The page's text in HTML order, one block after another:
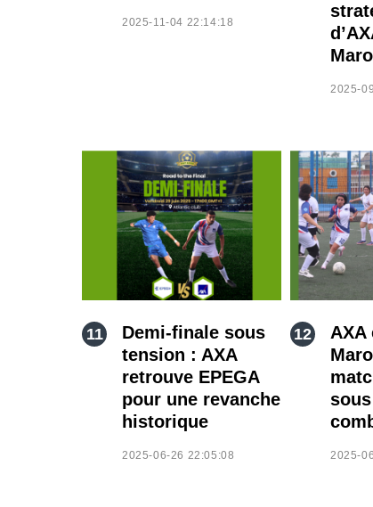
2025-11-04 22:14:18
2025-
Demi-finale sous
tension : AXA
retrouve EPEGA
pour une revanche
historique
2025-06-26 22:05:08
AXA
2025-